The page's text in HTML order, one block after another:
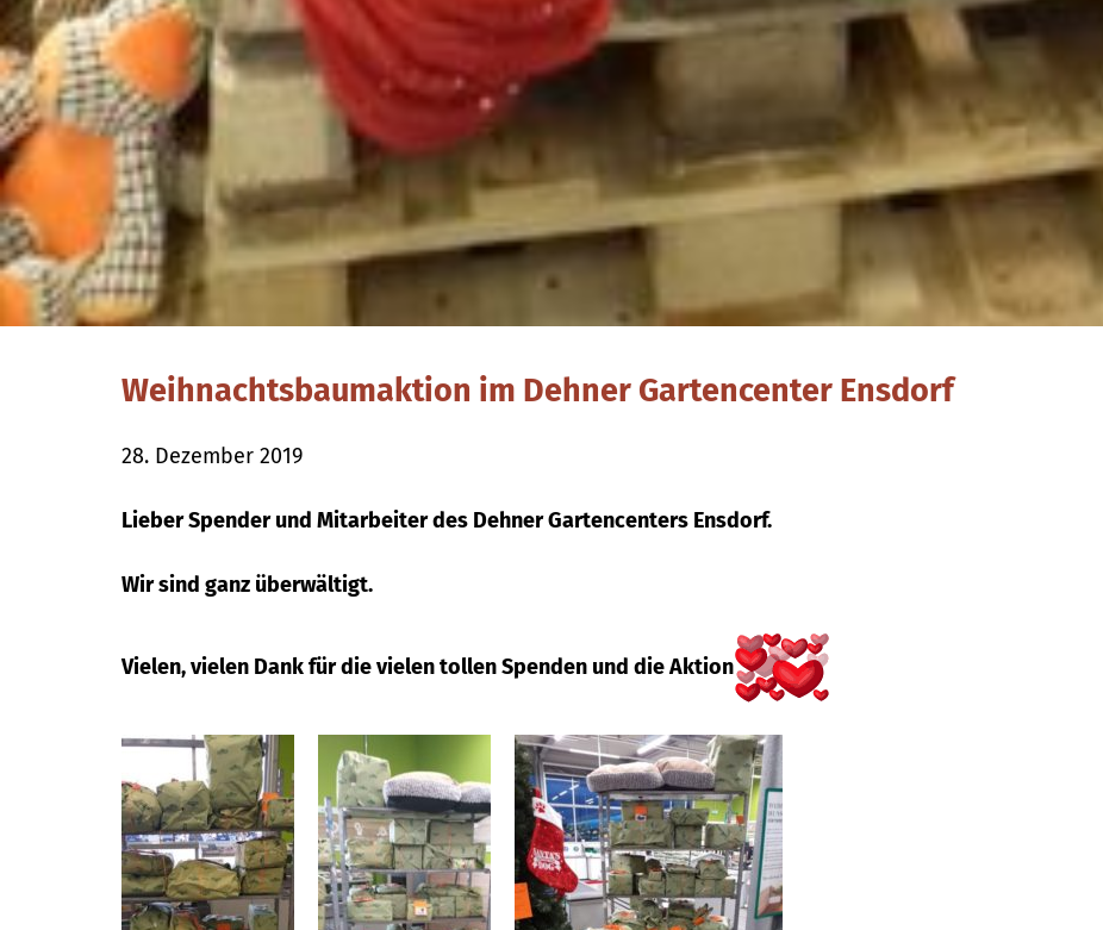
Weihnachtsbaumaktion im Dehner Gartencenter Ensdorf
28. Dezember 2019
Lieber Spender und Mitarbeiter des Dehner Gartencenters Ensdorf.
Wir sind ganz überwältigt.
Vielen, vielen Dank für die vielen tollen Spenden und die Aktion